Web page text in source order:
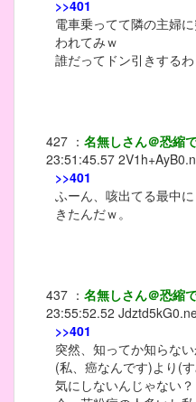
>>401
電車乗ってて隣の主婦
われてみｗ
誰だってドン引きするわ
427 ： 名無しさん＠恐縮
23:51:45.57
>>401
ふーん、咳出てる最中
きたんだｗ。
437 ： 名無しさん＠恐縮
23:55:52.52
>>401
突然、知ってか知らな
(私、癌なんです)より(
気にしないんじゃない？